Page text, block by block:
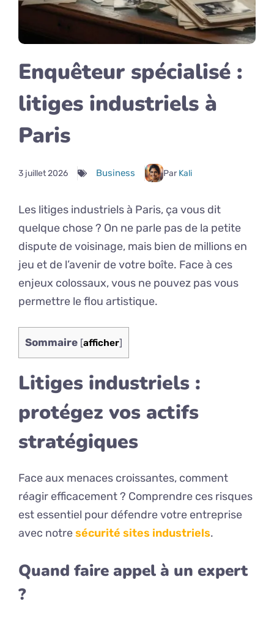
Enquêteur spécialisé :
litiges industriels à
Paris
3 juillet 2026 Business Par Kali
Les litiges industriels à Paris, ça vous dit
quelque chose ? On ne parle pas de la petite
dispute de voisinage, mais bien de millions en
jeu et de l’avenir de votre boîte. Face à ces
enjeux colossaux, vous ne pouvez pas vous
permettre le flou artistique.
Sommaire [afficher]
Litiges industriels :
protégez vos actifs
stratégiques
Face aux menaces croissantes, comment
réagir efficacement ? Comprendre ces risques
est essentiel pour défendre votre entreprise
avec notresécurité sites industriels.
Quand faire appel à un expert
?